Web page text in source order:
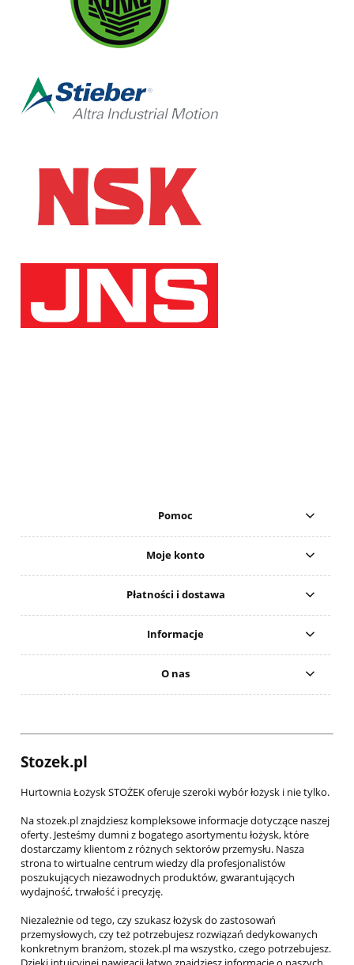
Pomoc
Moje konto
Płatności i dostawa
Informacje
O nas
Stozek.pl
Hurtownia Łożysk STOŻEK oferuje szeroki wybór łożysk i nie tylko.
Na stozek.pl znajdziesz kompleksowe informacje dotyczące naszej
oferty. Jesteśmy dumni z bogatego asortymentu łożysk, które
dostarczamy klientom z różnych sektorów przemysłu. Nasza
strona to wirtualne centrum wiedzy dla profesjonalistów
poszukujących niezawodnych produktów, gwarantujących
wydajność, trwałość i precyzję.
Niezależnie od tego, czy szukasz łożysk do zastosowań
przemysłowych, czy też potrzebujesz rozwiązań dedykowanych
konkretnym branżom, stozek.pl ma wszystko, czego potrzebujesz.